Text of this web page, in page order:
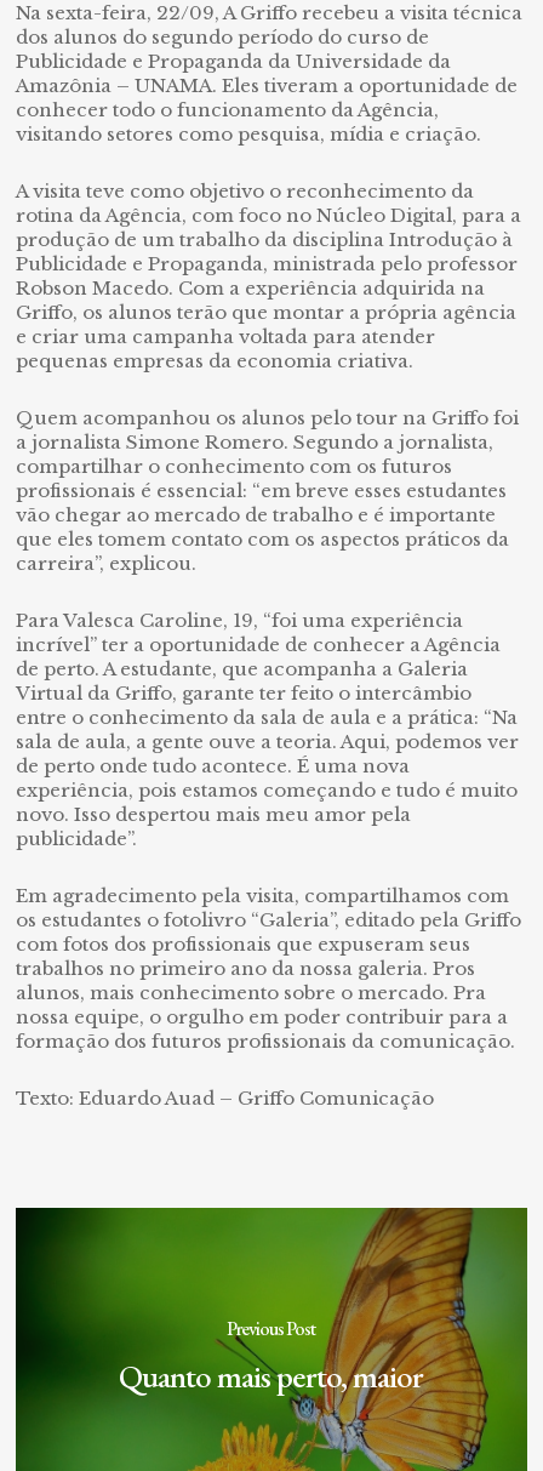
Na sexta-feira, 22/09, A Griffo recebeu a visita técnica
dos alunos do segundo período do curso de
Publicidade e Propaganda da Universidade da
Amazônia – UNAMA. Eles tiveram a oportunidade de
conhecer todo o funcionamento da Agência,
visitando setores como pesquisa, mídia e criação.
A visita teve como objetivo o reconhecimento da
rotina da Agência, com foco no Núcleo Digital, para a
produção de um trabalho da disciplina Introdução à
Publicidade e Propaganda, ministrada pelo professor
Robson Macedo. Com a experiência adquirida na
Griffo, os alunos terão que montar a própria agência
e criar uma campanha voltada para atender
pequenas empresas da economia criativa.
Quem acompanhou os alunos pelo tour na Griffo foi
a jornalista Simone Romero. Segundo a jornalista,
compartilhar o conhecimento com os futuros
profissionais é essencial: “em breve esses estudantes
vão chegar ao mercado de trabalho e é importante
que eles tomem contato com os aspectos práticos da
carreira”, explicou.
Para Valesca Caroline, 19, “foi uma experiência
incrível” ter a oportunidade de conhecer a Agência
de perto. A estudante, que acompanha a Galeria
Virtual da Griffo, garante ter feito o intercâmbio
entre o conhecimento da sala de aula e a prática: “Na
sala de aula, a gente ouve a teoria. Aqui, podemos ver
de perto onde tudo acontece. É uma nova
experiência, pois estamos começando e tudo é muito
novo. Isso despertou mais meu amor pela
publicidade”.
Em agradecimento pela visita, compartilhamos com
os estudantes o fotolivro “Galeria”, editado pela Griffo
com fotos dos profissionais que expuseram seus
trabalhos no primeiro ano da nossa galeria. Pros
alunos, mais conhecimento sobre o mercado. Pra
nossa equipe, o orgulho em poder contribuir para a
formação dos futuros profissionais da comunicação.
Texto: Eduardo Auad – Griffo Comunicação
Previous Post
Quanto mais perto, maior